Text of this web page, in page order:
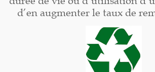
d’en augmenter le taux de